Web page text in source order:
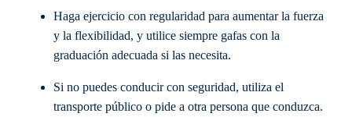
Haga ejercicio con regularidad para aumentar la fuerza
y la flexibilidad, y utilice siempre gafas con la
graduación adecuada si las necesita.
Si no puedes conducir con seguridad, utiliza el
transporte público o pide a otra persona que conduzca.